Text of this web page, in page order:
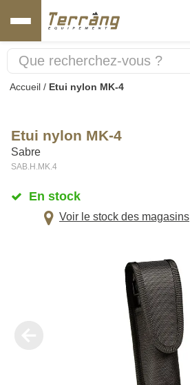
Accueil / Etui nylon MK-4
Etui nylon MK-4
Sabre
SAB.H.MK.4
En stock
Voir le stock des magasins